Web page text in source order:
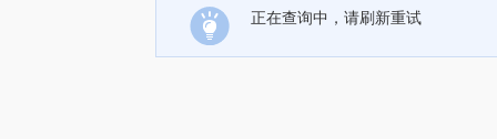
正在查询中，请刷新重试